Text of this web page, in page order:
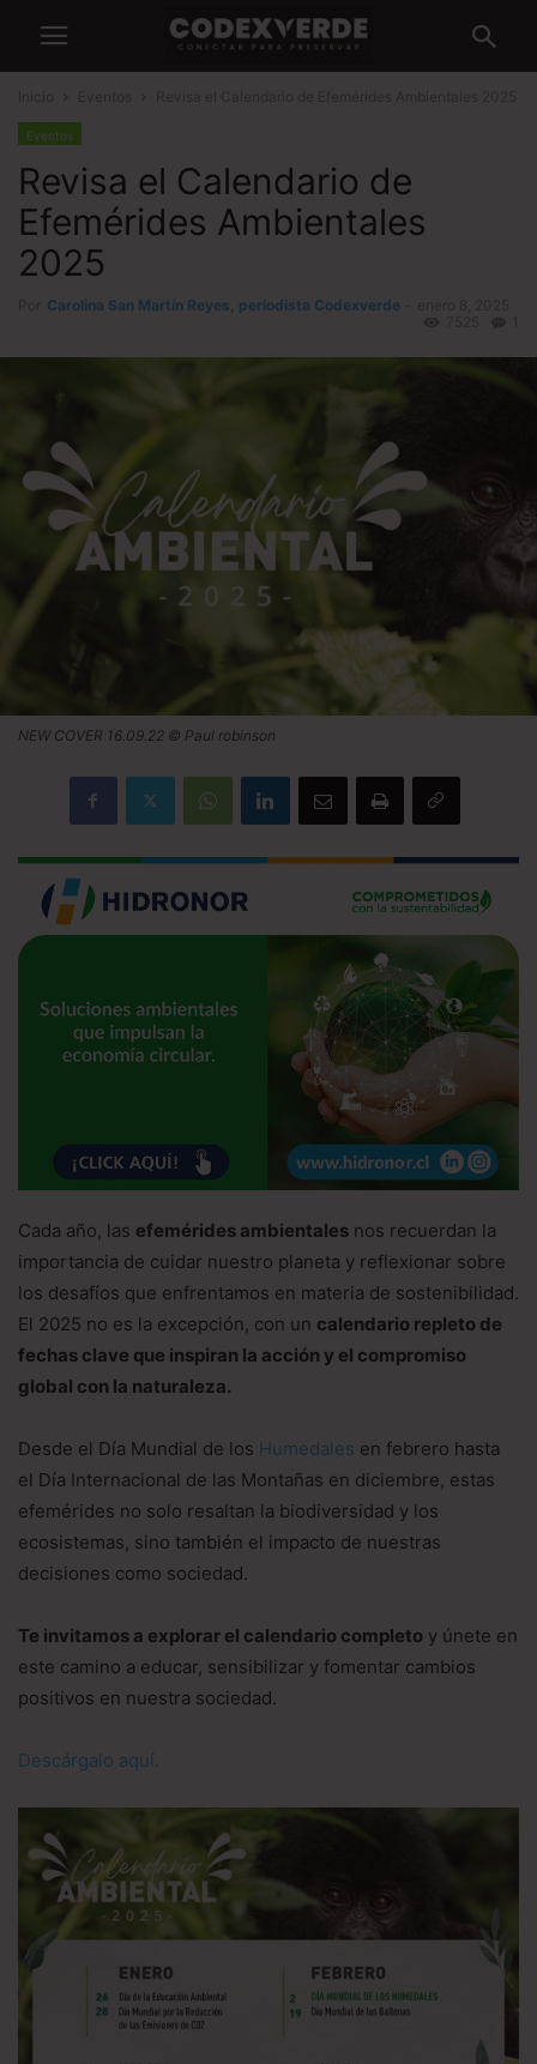
Eventos
Revisa el Calendario de
Efemérides Ambientales
2025
Carolina San Martín Reyes, periodista Codexverde
NEW COVER 16.09.22 © Paul robinson
Cada año, las efemérides ambientales nos recuerdan la
importancia de cuidar nuestro planeta y reflexionar sobre
los desafíos que enfrentamos en materia de sostenibilidad.
El 2025 no es la excepción, con un calendario repleto de
fechas clave que inspiran la acción y el compromiso
global con la naturaleza.
Desde el Día Mundial de los Humedales en febrero hasta
el Día Internacional de las Montañas en diciembre, estas
efemérides no solo resaltan la biodiversidad y los
ecosistemas, sino también el impacto de nuestras
decisiones como sociedad.
Te invitamos a explorar el calendario completo y únete en
este camino a educar, sensibilizar y fomentar cambios
positivos en nuestra sociedad.
Descárgalo aquí.